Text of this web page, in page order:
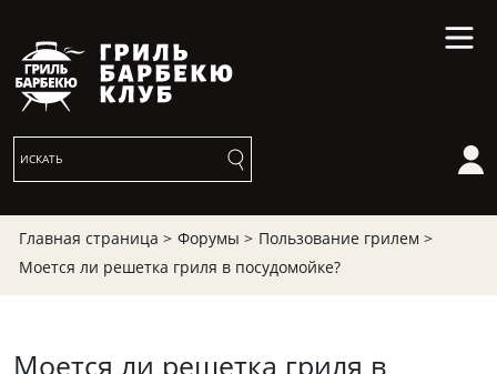
Главная страница > Форумы > Пользование грилем >
Моется ли решетка гриля в посудомойке?
Моется ли решетка гриля в